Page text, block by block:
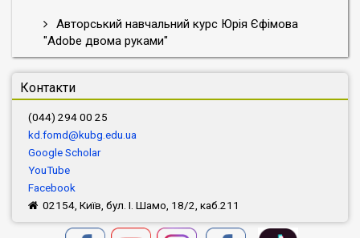
Авторський навчальний курс Юрія Єфімова
"Adobe двома руками"
Контакти
(044) 294 00 25
kd.fomd@kubg.edu.ua
Google Scholar
YouTube
Facebook
02154, Київ, бул. І. Шамо, 18/2, каб.211